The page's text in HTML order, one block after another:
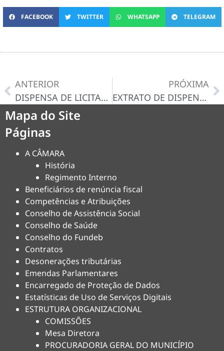
FACEBOOK TWITTER WHATSAPP TELEGRAM
ANTERIOR
DISPENSA DE LICITAÇÃO Nº 012/2024-D – CERTIDÃO/DECISÃO
PRÓXIMA
EXTRATO DE DISPENSA DE LICITAÇAO 013/2024
Mapa do Site
Páginas
A CÂMARA
História
Regimento Interno
Beneficiários de renúncia fiscal
Competências e Atribuições
Conselho de Assistência Social
Conselho de Saúde
Conselho do Fundeb
Contratos
Desonerações tributárias
Emendas Parlamentares
Encarregado de Proteção de Dados
Estatísticas de Uso de Serviços Digitais
ESTRUTURA ORGANIZACIONAL
COMISSÕES
Mesa Diretora
PROCURADORIA GERAL DO MUNICÍPIO